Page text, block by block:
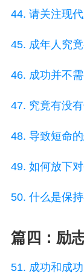
44. 请关注现
45. 成年人究
46. 成功并不
47. 究竟有没
48. 导致短命
49. 如何放下
50. 什么是保
篇四：励
51. 成功和成